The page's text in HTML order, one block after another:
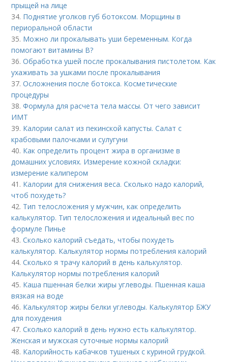
прыщей на лице
34. Поднятие уголков губ ботоксом. Морщины в
периоральной области
35. Можно ли прокалывать уши беременным. Когда
помогают витамины B?
36.Обработка ушей после прокалывания пистолетом. Как
ухаживать за ушками после прокалывания
37.Осложнения после ботокса. Косметические
процедуры
38.Формула для расчета тела массы. От чего зависит
ИМТ
39. Калории салат из пекинской капусты. Салат с
крабовыми палочками и сулугуни
40. Как определить процент жира в организме в
домашних условиях. Измерение кожной складки:
измерение калипером
41. Калории для снижения веса. Сколько надо калорий,
чтоб похудеть?
42. Тип телосложения у мужчин, как определить
калькулятор. Тип телосложения и идеальный вес по
формуле Пинье
43.Сколько калорий съедать, чтобы похудеть
калькулятор. Калькулятор нормы потребления калорий
44.Сколько я трачу калорий в день калькулятор.
Калькулятор нормы потребления калорий
45. Каша пшенная белки жиры углеводы. Пшенная каша
вязкая на воде
46. Калькулятор жиры белки углеводы. Калькулятор БЖУ
для похудения
47.Сколько калорий в день нужно есть калькулятор.
Женская и мужская суточные нормы калорий
48. Калорийность кабачков тушеных с куриной грудкой.